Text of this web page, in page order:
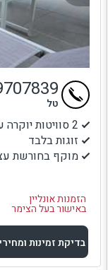
2 סוויטות יוקרה עם בריכות פרטיות
זוגות בלבד
מוקף בחורשת
הזמנות אונליין
באישור בעל הצימר
טל
בדיקת זמינות